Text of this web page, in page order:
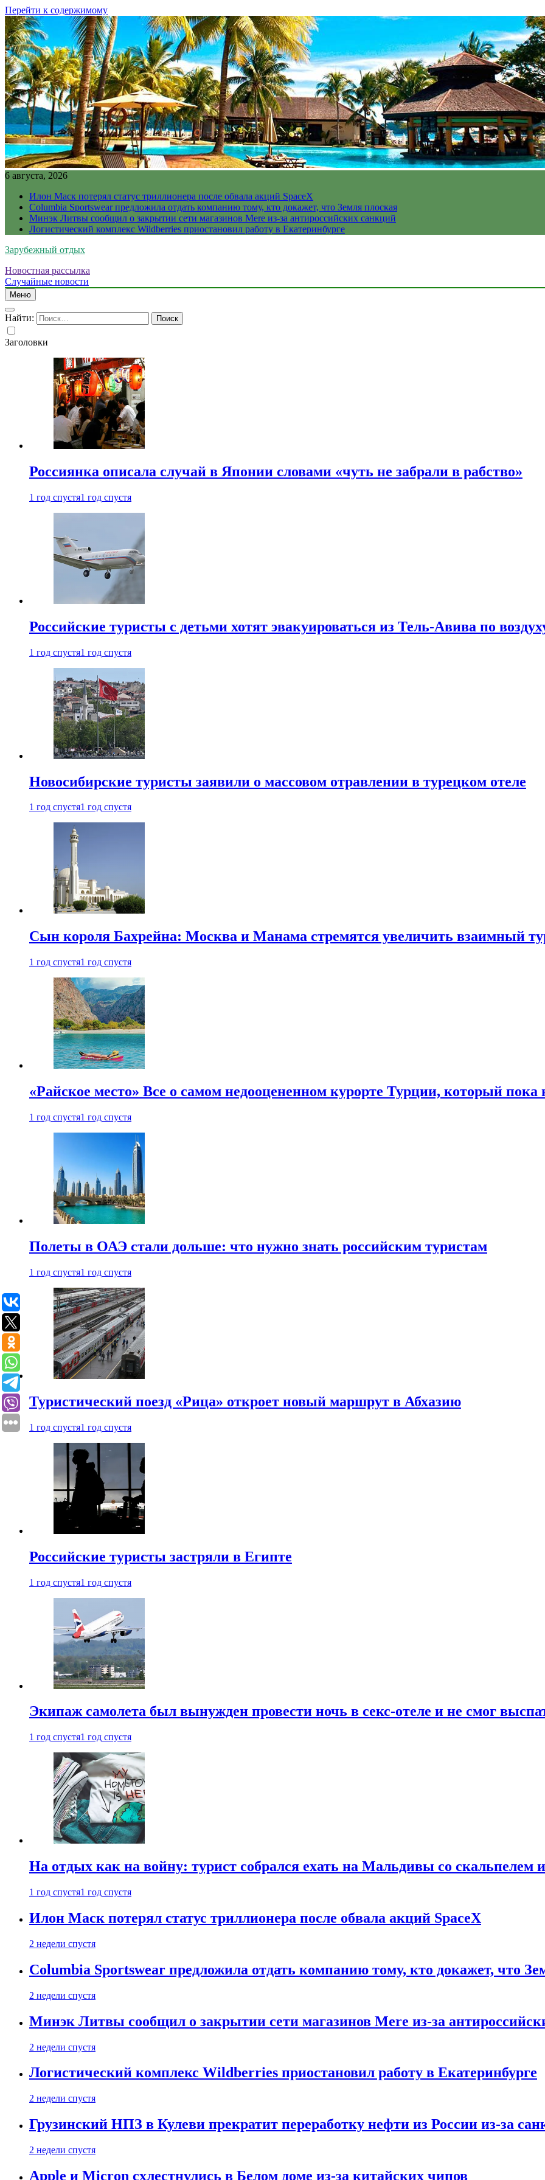
Перейти к содержимому
6 августа, 2026
Илон Маск потерял статус триллионера после обвала акций SpaceX
Columbia Sportswear предложила отдать компанию тому, кто докажет, что Земля плоская
Минэк Литвы сообщил о закрытии сети магазинов Mere из-за антироссийских санкций
Логистический комплекс Wildberries приостановил работу в Екатеринбурге
Зарубежный отдых
Новостная рассылка
Случайные новости
Меню
Найти:
Заголовки
Россиянка описала случай в Японии словами «чуть не забрали в рабство»
1 год спустя1 год спустя
Российские туристы с детьми хотят эвакуироваться из Тель-Авива по
1 год спустя1 год спустя
Новосибирские туристы заявили о массовом отравлении в турецком отеле
1 год спустя1 год спустя
Сын короля Бахрейна: Москва и Манама стремятся увеличить взаимный
1 год спустя1 год спустя
«Райское место» Все о самом недооцененном курорте Турции, который пока
1 год спустя1 год спустя
Полеты в ОАЭ стали дольше: что нужно знать российским туристам
1 год спустя1 год спустя
Туристический поезд «Рица» откроет новый маршрут в Абхазию
1 год спустя1 год спустя
Российские туристы застряли в Египте
1 год спустя1 год спустя
Экипаж самолета был вынужден провести ночь в секс-отеле и не смог
1 год спустя1 год спустя
На отдых как на войну: турист собрался ехать на Мальдивы со скальпелем
1 год спустя1 год спустя
Илон Маск потерял статус триллионера после обвала акций SpaceX
2 недели спустя
Columbia Sportswear предложила отдать компанию тому, кто докажет, что
2 недели спустя
Минэк Литвы сообщил о закрытии сети магазинов Mere из-за
2 недели спустя
Логистический комплекс Wildberries приостановил работу в Екатеринбурге
2 недели спустя
Грузинский НПЗ в Кулеви прекратит переработку нефти из России из-за
2 недели спустя
Apple и Micron схлестнулись в Белом доме из-за китайских чипов